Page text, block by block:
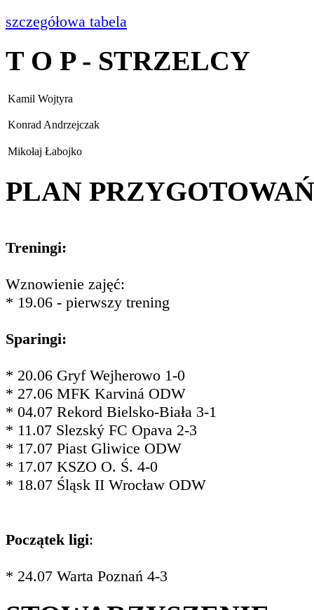
szczegółowa tabela
T O P - STRZELCY
Kamil Wojtyra
Konrad Andrzejczak
Mikołaj Łabojko
PLAN PRZYGOTOWAŃ
Treningi:
Wznowienie zajęć:
* 19.06 - pierwszy trening
Sparingi:
* 20.06 Gryf Wejherowo 1-0
* 27.06 MFK Karviná ODW
* 04.07 Rekord Bielsko-Biała 3-1
* 11.07 Slezský FC Opava 2-3
* 17.07 Piast Gliwice ODW
* 17.07 KSZO O. Ś. 4-0
* 18.07 Śląsk II Wrocław ODW
Początek ligi:
* 24.07 Warta Poznań 4-3